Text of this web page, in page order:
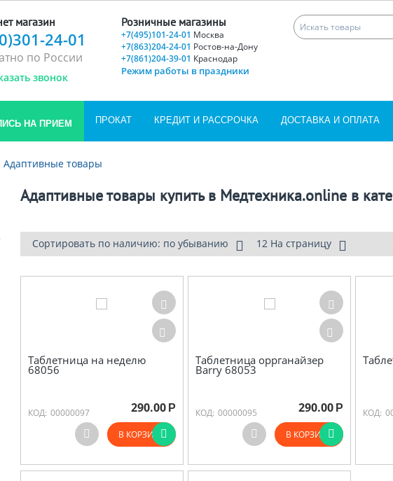
магазин
24-01
по России
звонок
Розничные магазины
+7(495)101-24-01 Москва
+7(863)204-24-01 Ростов-на-Дону
+7(861)204-39-01 Краснодар
Режим работы в праздники
НА ПРИЕМ ПРОКАТ КРЕДИТ И РАССРОЧКА ДОСТАВКА И ОПЛАТА
Адаптивные товары
Адаптивные товары купить в Медтехника.online в
Сортировать по наличию: по убыванию 12 На страницу
Таблетница на неделю
68056
КОД: 00000097 290.00 Р
В КОРЗИНУ
Таблетница оррганайзер
Barry 68053
КОД: 00000095 290.00 Р
В КОРЗИНУ
КОД: